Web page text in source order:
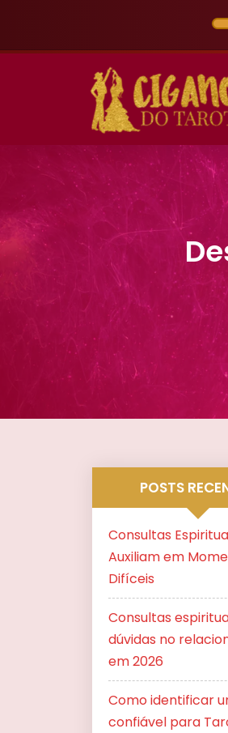
POSTS
Consultas
Auxiliam em
Difíceis
Consultas
dúvidas no
em 2026
Como identificar
confiável para